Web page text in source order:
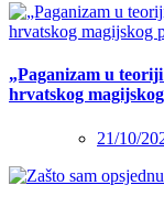
„Paganizam u
hrvatskog
21/10/